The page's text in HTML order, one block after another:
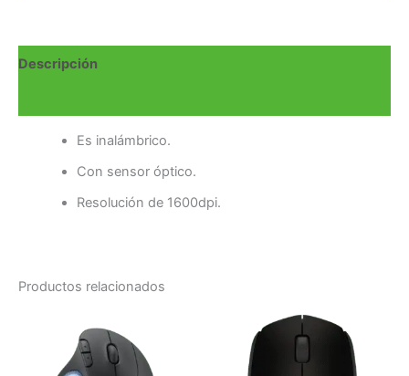
Descripción
Es inalámbrico.
Con sensor óptico.
Resolución de 1600dpi.
Productos relacionados